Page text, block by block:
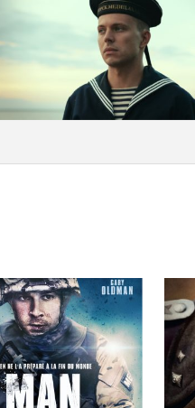
VOIR LA PHOTO EN GRAND